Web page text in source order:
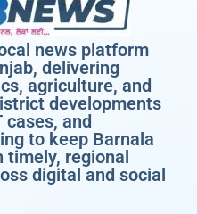
news platform
delivering
agriculture, and
developments
cases, and
to keep Barnala
timely, regional
digital and social